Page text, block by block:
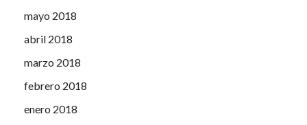
mayo 2018
abril 2018
marzo 2018
febrero 2018
enero 2018